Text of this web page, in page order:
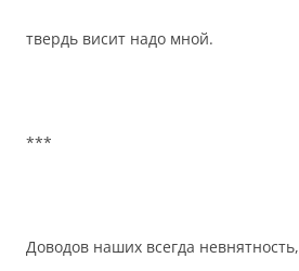
твердь висит надо мной.
***
Доводов наших всегда невнятность,